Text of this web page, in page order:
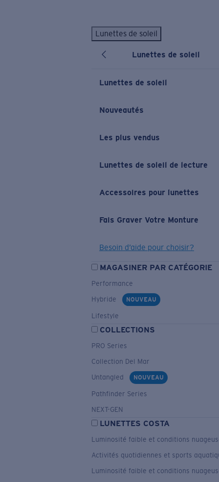
Lunettes de soleil
Lunettes de soleil
Lunettes de soleil
Nouveautés
Les plus vendus
Lunettes de soleil de lecture
Accessoires pour lunettes
Fais Graver Votre Monture
Besoin d’aide pour choisir?
MAGASINER PAR CATÉGORIE
Performance
Hybride
NOUVEAU
Lifestyle
COLLECTIONS
PRO Series
Collection Del Mar
Untangled
NOUVEAU
Pathfinder Series
NEXT-GEN
LUNETTES COSTA
Luminosité faible et conditions
Activités quotidiennes et sports
Luminosité faible et conditions
LES PLUS RECHERCHÉS
Lunettes de soleil personnalisées Nouveau